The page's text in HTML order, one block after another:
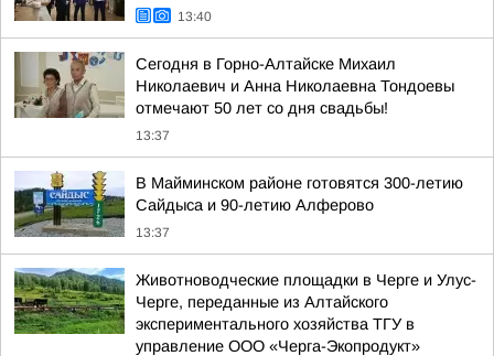
13:40
Сегодня в Горно-Алтайске Михаил
Николаевич и Анна Николаевна Тондоевы
отмечают 50 лет со дня свадьбы!
13:37
В Майминском районе готовятся 300-летию
Сайдыса и 90-летию Алферово
13:37
Животноводческие площадки в Черге и Улус-
Черге, переданные из Алтайского
экспериментального хозяйства ТГУ в
управление ООО «Черга-Экопродукт»